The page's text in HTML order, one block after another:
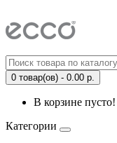
0 товар(ов) - 0.00 р.
В корзине пусто!
Категории